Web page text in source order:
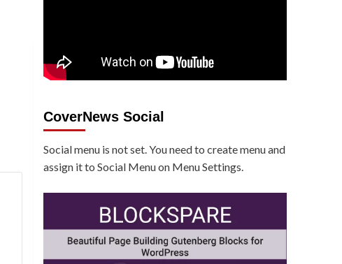
CoverNews Social
Social menu is not set. You need to create menu and
assign it to Social Menu on Menu Settings.